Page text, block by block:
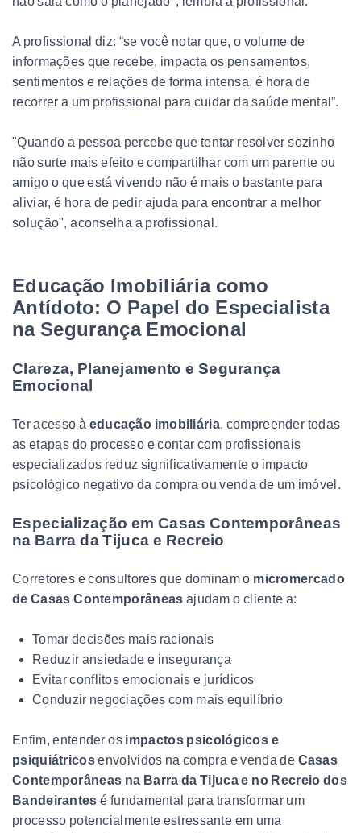
A profissional diz: “se você notar que, o volume de
informações que recebe, impacta os pensamentos,
sentimentos e relações de forma intensa, é hora de
recorrer a um profissional para cuidar da saúde mental”.
"Quando a pessoa percebe que tentar resolver sozinho
não surte mais efeito e compartilhar com um parente ou
amigo o que está vivendo não é mais o bastante para
aliviar, é hora de pedir ajuda para encontrar a melhor
solução", aconselha a profissional.
Educação Imobiliária como
Antídoto: O Papel do Especialista
na Segurança Emocional
Clareza, Planejamento e Segurança
Emocional
Ter acesso à educação imobiliária, compreender todas
as etapas do processo e contar com profissionais
especializados reduz significativamente o impacto
psicológico negativo da compra ou venda de um imóvel.
Especialização em Casas Contemporâneas
na Barra da Tijuca e Recreio
Corretores e consultores que dominam o micromercado
de Casas Contemporâneas ajudam o cliente a:
Tomar decisões mais racionais
Reduzir ansiedade e insegurança
Evitar conflitos emocionais e jurídicos
Conduzir negociações com mais equilíbrio
Enfim, entender os impactos psicológicos e
psiquiátricosenvolvidos na compra e venda de Casas
Contemporâneas na Barra da Tijuca e no Recreio dos
Bandeirantes é fundamental para transformar um
processo potencialmente estressante em uma